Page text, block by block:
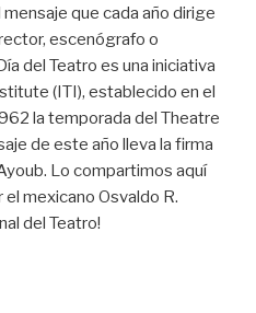
que cada año dirige
escenógrafo o
del Teatro es una iniciativa
(ITI), establecido en el
la temporada del Theatre
de este año lleva la firma
Lo compartimos aquí
mexicano Osvaldo R.
del Teatro!